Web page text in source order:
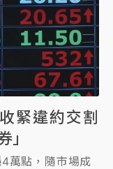
緊違約交割
」
4萬點，隨市場成